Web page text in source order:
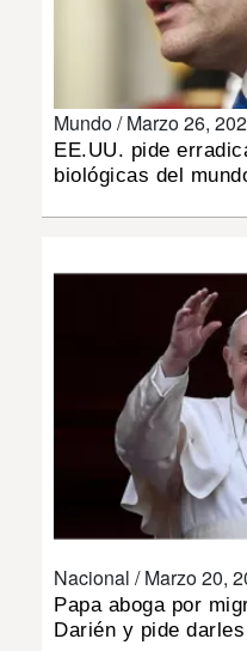
DEPORTES
Mundo /Marzo 26,
EE.UU. pide
biológicas del
Nacional /Marzo 20,
Papa aboga por
Darién y pide